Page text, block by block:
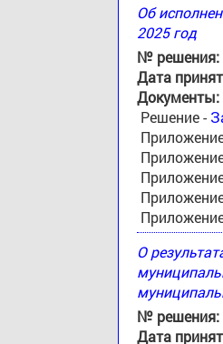
Об
2025 год
№ решения:
Дата
Документы:
Решение -
О
№ решения:
Дата